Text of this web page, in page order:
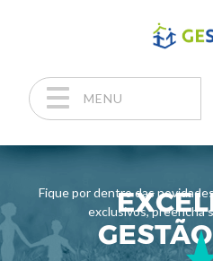
MENU
Fique por dentro das
exclusivos, preencha